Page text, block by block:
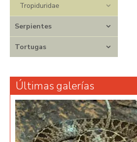
Tropiduridae
Serpientes
Tortugas
Últimas galerías